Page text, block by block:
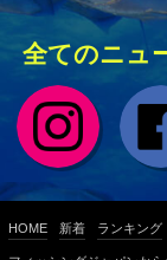
全てのニュ
HOME 新着 ランキング